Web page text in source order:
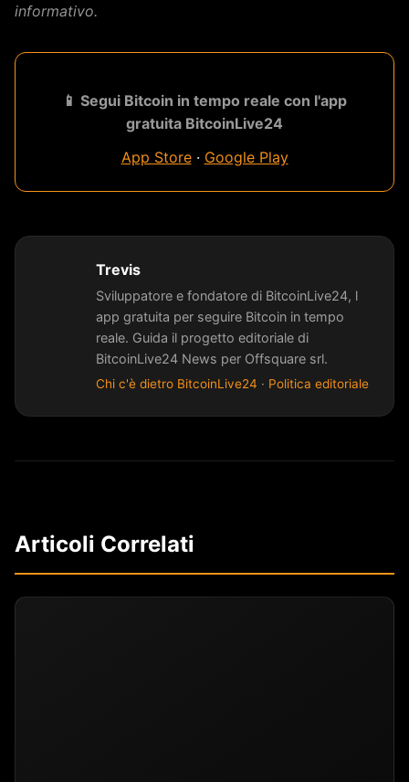
informativo.
📱 Segui Bitcoin in tempo reale con l'app
gratuita BitcoinLive24
App Store· Google Play
Trevis
Sviluppatore e fondatore di BitcoinLive24, l
app gratuita per seguire Bitcoin in tempo
reale. Guida il progetto editoriale di
BitcoinLive24 News per Offsquare srl.
Chi c'è dietro BitcoinLive24 · Politica editoriale
Articoli Correlati